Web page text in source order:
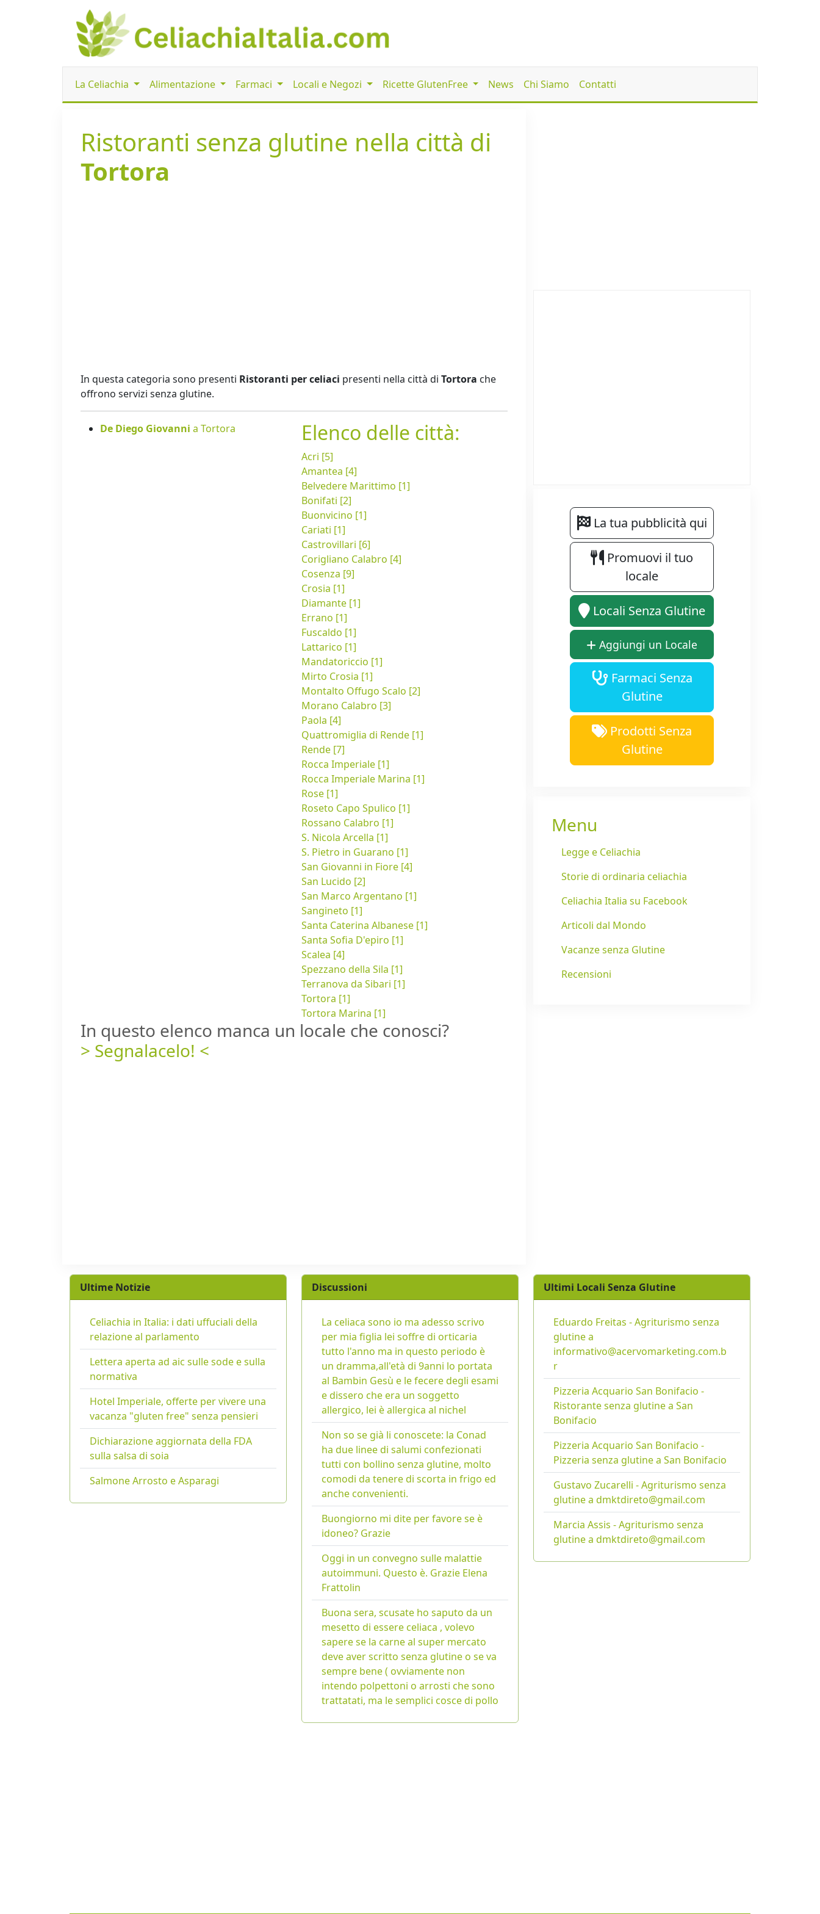
La Celiachia Alimentazione Farmaci Locali e Negozi Ricette GlutenFree News Chi Siamo Contatti
Ristoranti senza glutine nella città di
Tortora
In questa categoria sono presenti Ristoranti per celiaci presenti nella città di Tortora che
offrono servizi senza glutine.
De Diego Giovanni a Tortora Elenco delle città:
Acri [5]
Amantea [4]
Belvedere Marittimo [1]
Bonifati [2]
Buonvicino [1]
Cariati [1]
Castrovillari [6]
Corigliano Calabro [4]
Cosenza [9]
Crosia [1]
Diamante [1]
Errano [1]
Fuscaldo [1]
Lattarico [1]
Mandatoriccio [1]
Mirto Crosia [1]
Montalto Offugo Scalo [2]
Morano Calabro [3]
Paola [4]
Quattromiglia di Rende [1]
Rende [7]
Rocca Imperiale [1]
Rocca Imperiale Marina [1]
Rose [1]
Roseto Capo Spulico [1]
Rossano Calabro [1]
S. Nicola Arcella [1]
S. Pietro in Guarano [1]
San Giovanni in Fiore [4]
San Lucido [2]
San Marco Argentano [1]
Sangineto [1]
Santa Caterina Albanese [1]
Santa Sofia D'epiro [1]
Scalea [4]
Spezzano della Sila [1]
Terranova da Sibari [1]
Tortora [1]
Tortora Marina [1]
In questo elenco manca un locale che conosci?
> Segnalacelo! <
La tua pubblicità qui
Promuovi il tuo
locale
Locali Senza Glutine
Aggiungi un Locale
Farmaci Senza
Glutine
Prodotti Senza
Glutine
Menu
Legge e Celiachia
Storie di ordinaria celiachia
Celiachia Italia su Facebook
Articoli dal Mondo
Vacanze senza Glutine
Recensioni
Ultime Notizie
Celiachia in Italia: i dati uffuciali della
relazione al parlamento
Lettera aperta ad aic sulle sode e sulla
normativa
Hotel Imperiale, offerte per vivere una
vacanza "gluten free" senza pensieri
Dichiarazione aggiornata della FDA
sulla salsa di soia
Salmone Arrosto e Asparagi
Discussioni
La celiaca sono io ma adesso scrivo
per mia figlia lei soffre di orticaria
tutto l'anno ma in questo periodo è
un dramma,all'età di 9anni lo portata
al Bambin Gesù e le fecere degli esami
e dissero che era un soggetto
allergico, lei è allergica al nichel
Non so se già li conoscete: la Conad
ha due linee di salumi confezionati
tutti con bollino senza glutine, molto
comodi da tenere di scorta in frigo ed
anche convenienti.
Buongiorno mi dite per favore se è
idoneo? Grazie
Oggi in un convegno sulle malattie
autoimmuni. Questo è. Grazie Elena
Frattolin
Buona sera, scusate ho saputo da un
mesetto di essere celiaca , volevo
sapere se la carne al super mercato
deve aver scritto senza glutine o se va
sempre bene ( ovviamente non
intendo polpettoni o arrosti che sono
trattatati, ma le semplici cosce di pollo
Ultimi Locali Senza Glutine
Eduardo Freitas - Agriturismo senza
glutine a
informativo@acervomarketing.com.b
r
Pizzeria Acquario San Bonifacio -
Ristorante senza glutine a San
Bonifacio
Pizzeria Acquario San Bonifacio -
Pizzeria senza glutine a San Bonifacio
Gustavo Zucarelli - Agriturismo senza
glutine a dmktdireto@gmail.com
Marcia Assis - Agriturismo senza
glutine a dmktdireto@gmail.com